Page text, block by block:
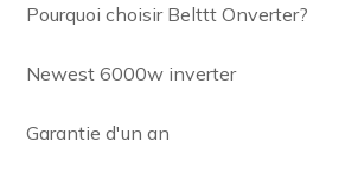
Pourquoi choisir Belttt Onverter?
Newest 6000w inverter
Garantie d'un an